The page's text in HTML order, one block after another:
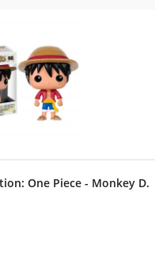
One Piece - Monkey D.